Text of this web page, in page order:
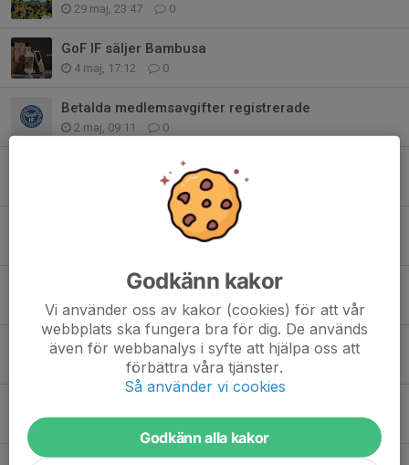
29 maj, 23:47 0
GoF IF säljer Bambusa
4 maj, 17:12 0
Betalda medlemsavgifter registrerade
2 maj, 09:11 0
Fixardag 29/3 -Ställa ordning inför säsongen
0
Betala medlemsavgiften med Fritidskortet
Varning för fejk mail
6 mar, 10:24 0
Extra årsmöte 11 mars
3 mar, 19:27 0
Godkänn kakor
Vi använder oss av kakor (cookies) för att vår
webbplats ska fungera bra för dig. De används
även för webbanalys i syfte att hjälpa oss att
förbättra våra tjänster.
Så använder vi cookies
Godkänn alla kakor